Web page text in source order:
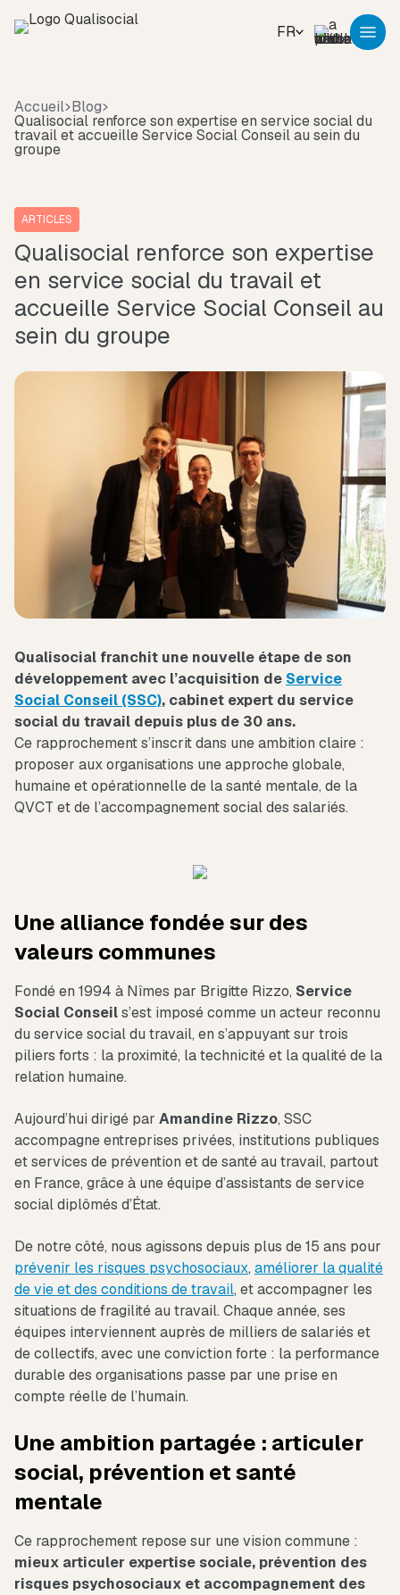
FR
Accueil Blog
Qualisocial renforce son expertise en service social du
travail et accueille Service Social Conseil au sein du
groupe
ARTICLES
Qualisocial renforce son expertise
en service social du travail et
accueille Service Social Conseil au
sein du groupe
Qualisocial franchit une nouvelle étape de son
développement avec l’acquisition de Service
Social Conseil (SSC), cabinet expert du service
social du travail depuis plus de 30 ans.
Ce rapprochement s’inscrit dans une ambition claire :
proposer aux organisations une approche globale,
humaine et opérationnelle de la santé mentale, de la
QVCT et de l’accompagnement social des salariés.
Une alliance fondée sur des
valeurs communes
Fondé en 1994 à Nîmes par Brigitte Rizzo, Service
Social Conseils’est imposé comme un acteur reconnu
du service social du travail, en s’appuyant sur trois
piliers forts : la proximité, la technicité et la qualité de la
relation humaine.
Aujourd’hui dirigé par Amandine Rizzo, SSC
accompagne entreprises privées, institutions publiques
et services de prévention et de santé au travail, partout
en France, grâce à une équipe d’assistants de service
social diplômés d’État.
De notre côté, nous agissons depuis plus de 15 ans pour
prévenir les risques psychosociaux, améliorer la qualité
de vie et des conditions de travail, et accompagner les
situations de fragilité au travail. Chaque année, ses
équipes interviennent auprès de milliers de salariés et
de collectifs, avec une conviction forte : la performance
durable des organisations passe par une prise en
compte réelle de l’humain.
Une ambition partagée : articuler
social, prévention et santé
mentale
Ce rapprochement repose sur une vision commune :
mieux articuler expertise sociale, prévention des
risques psychosociaux et accompagnement des